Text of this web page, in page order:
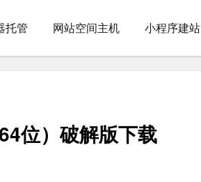
托管 网站空间主机 小程序建站
位）破解版下载